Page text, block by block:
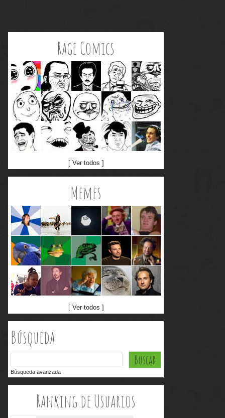
Rage Comics
[ Ver todos ]
Memes
[ Ver todos ]
Búsqueda
Búsqueda avanzada
Ranking de Usuarios